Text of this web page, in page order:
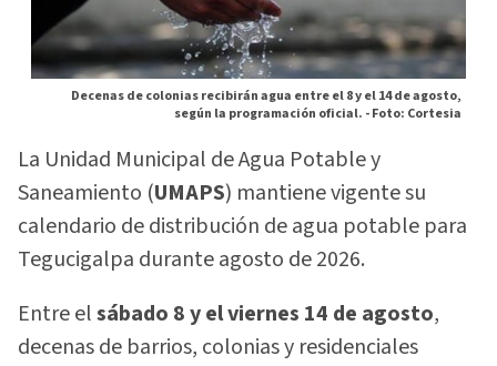
Decenas de colonias recibirán agua entre el 8 y el 14 de agosto,
según la programación oficial. -Foto: Cortesia
La Unidad Municipal de Agua Potable y
Saneamiento (UMAPS) mantiene vigente su
calendario de distribución de agua potable para
Tegucigalpa durante agosto de 2026.
Entre elsábado 8 y el viernes 14 de agosto,
decenas de barrios, colonias y residenciales